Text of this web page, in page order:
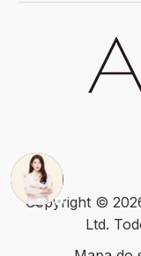
Copyright ©
Ltd.